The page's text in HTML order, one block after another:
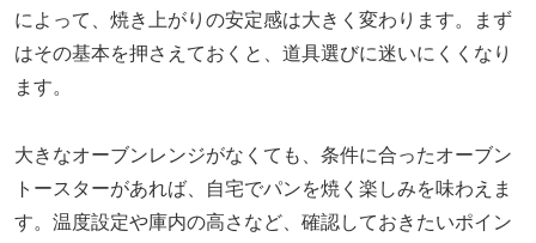
によって、焼き上がりの安定感は大きく変わります。まず
はその基本を押さえておくと、道具選びに迷いにくくなり
ます。
大きなオーブンレンジがなくても、条件に合ったオーブン
トースターがあれば、自宅でパンを焼く楽しみを味わえま
す。温度設定や庫内の高さなど、確認しておきたいポイン